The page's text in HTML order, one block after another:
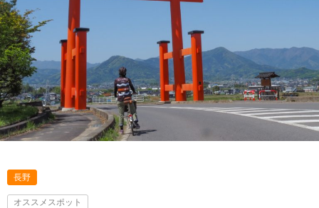
長野
オススメスポット